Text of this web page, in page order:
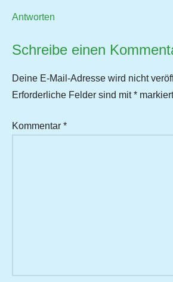
Antworten
Schreibe einen
Deine E-Mail-Adresse wird nicht
Erforderliche Felder sind mit* markiert
Kommentar *